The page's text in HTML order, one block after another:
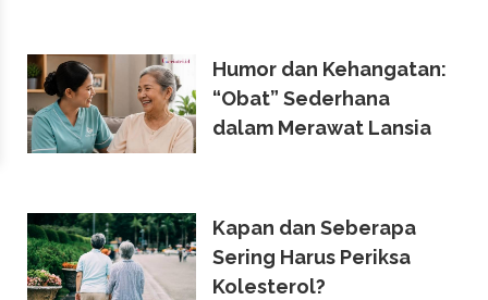
Humor dan Kehangatan:
“Obat” Sederhana
dalam Merawat Lansia
Kapan dan Seberapa
Sering Harus Periksa
Kolesterol?